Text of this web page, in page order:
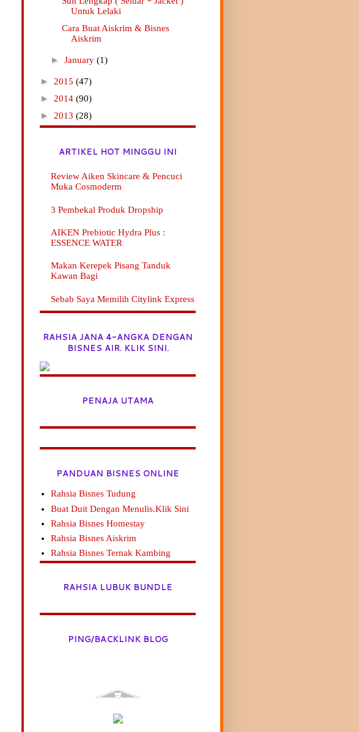
Untuk Lelaki
Cara Buat Aiskrim & Bisnes
Aiskrim
►January(1)
► 2015 (47)
► 2014 (90)
► 2013 (28)
ARTIKEL HOT MINGGU INI
Review Aiken Skincare & Pencuci
Muka Cosmoderm
3 Pembekal Produk Dropship
AIKEN Prebiotic Hydra Plus :
ESSENCE WATER
Makan Kerepek Pisang Tanduk
Kawan Bagi
Sebab Saya Memilih Citylink Express
RAHSIA JANA 4-ANGKA DENGAN
BISNES AIR. KLIK SINI.
PENAJA UTAMA
PANDUAN BISNES ONLINE
Rahsia Bisnes Tudung
Buat Duit Dengan Menulis.Klik Sini
Rahsia Bisnes Homestay
Rahsia Bisnes Aiskrim
Rahsia Bisnes Ternak Kambing
RAHSIA LUBUK BUNDLE
PING/BACKLINK BLOG